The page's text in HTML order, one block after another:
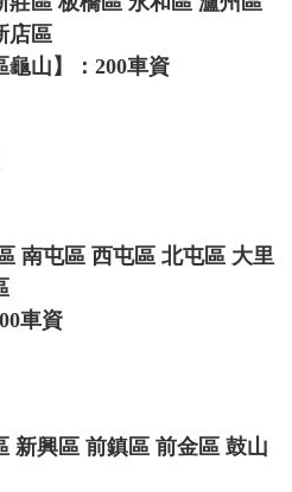
店區
龜山】：200車資
南屯區 西屯區 北屯區 大里
車資
新興區 前鎮區 前金區 鼓山